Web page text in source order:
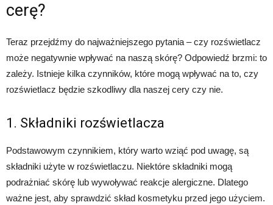
cerę?
Teraz przejdźmy do najważniejszego pytania – czy rozświetlacz
może negatywnie wpływać na naszą skórę? Odpowiedź brzmi: to
zależy. Istnieje kilka czynników, które mogą wpływać na to, czy
rozświetlacz będzie szkodliwy dla naszej cery czy nie.
1. Składniki rozświetlacza
Podstawowym czynnikiem, który warto wziąć pod uwagę, są
składniki użyte w rozświetlaczu. Niektóre składniki mogą
podrażniać skórę lub wywoływać reakcje alergiczne. Dlatego
ważne jest, aby sprawdzić skład kosmetyku przed jego użyciem.